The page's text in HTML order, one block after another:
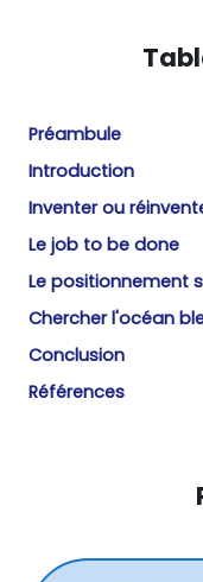
Préambule
Introduction
Inventer ou
Le job to be done
Le positionnement
Chercher l'océan
Conclusion
Références